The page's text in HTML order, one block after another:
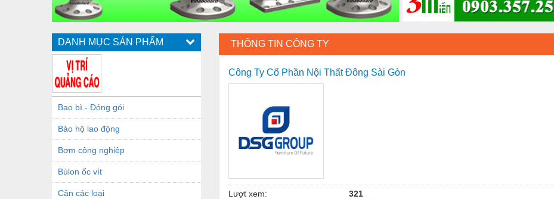
DANH MỤC SẢN PHẨM
Bao bì - Đóng gói
Bảo hộ lao động
Bơm công nghiệp
Bùlon ốc vít
Cân các loại
THÔNG TIN CÔNG TY
Công Ty Cổ Phần Nội Thất Đông Sài Gòn
Lượt xem:
321